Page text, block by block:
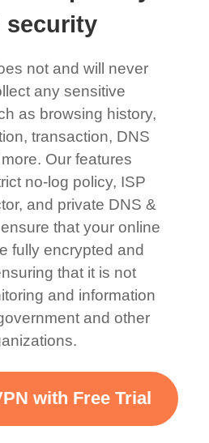
security
not and will never
any sensitive
as browsing history,
transaction, DNS
Our features
no-log policy, ISP
and private DNS &
that your online
fully encrypted and
that it is not
and information
and other
with Free Trial